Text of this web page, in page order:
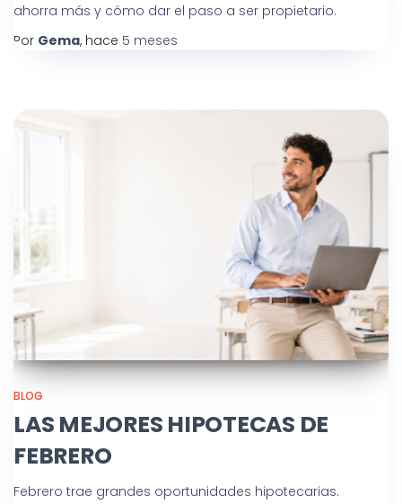
ahorra más y cómo dar el paso a ser propietario.
Por Gema, hace 5 meses
BLOG
LAS MEJORES HIPOTECAS DE
FEBRERO
Febrero trae grandes oportunidades hipotecarias.